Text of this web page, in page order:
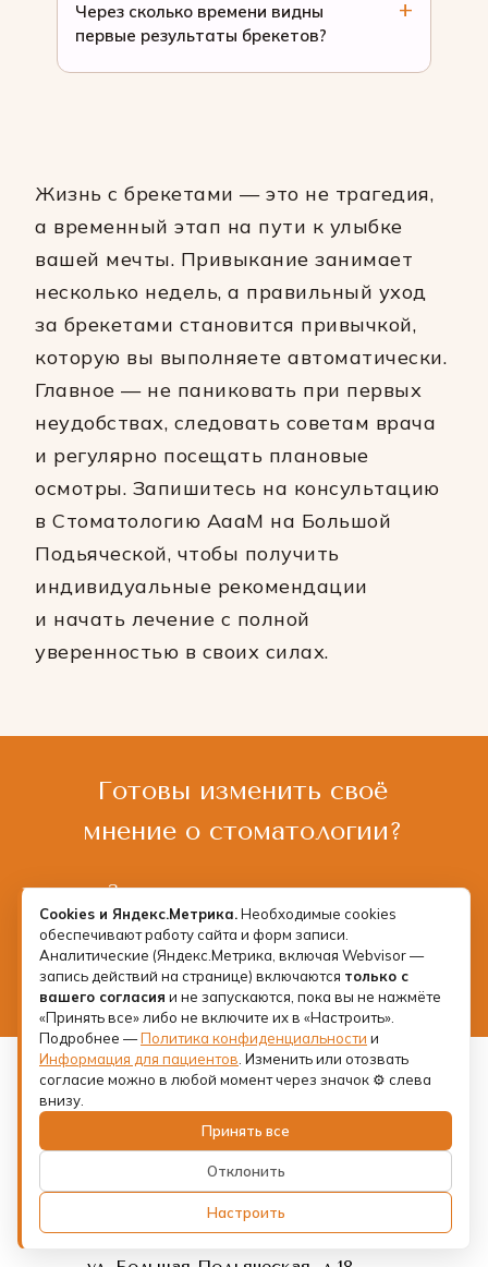
Через сколько времени видны
первые результаты брекетов?
Жизнь с брекетами — это не трагедия,
а временный этап на пути к улыбке
вашей мечты. Привыкание занимает
несколько недель, а правильный уход
за брекетами становится привычкой,
которую вы выполняете автоматически.
Главное — не паниковать при первых
неудобствах, следовать советам врача
и регулярно посещать плановые
осмотры. Запишитесь на консультацию
в Стоматологию АааМ на Большой
Подьяческой, чтобы получить
индивидуальные рекомендации
и начать лечение с полной
уверенностью в своих силах.
Готовы изменить своё
мнение о стоматологии?
Запишитесь на консультацию и
почувствуйте разницу
Записаться на прием
м. Сенная площадь,
Мы находимся
в историческом центре
Санкт-Петербурга
Cookies и Яндекс.Метрика.Необходимые cookies
обеспечивают работу сайта и форм записи.
Аналитические (Яндекс.Метрика, включая Webvisor —
запись действий на странице) включаются только с
вашего согласия и не запускаются, пока вы не нажмёте
«Принять все» либо не включите их в «Настроить».
Подробнее —Политика конфиденциальности и
Информация для пациентов . Изменить или отозвать
согласие можно в любой момент через значок ⚙ слева
внизу.
Принять все
Отклонить
Настроить